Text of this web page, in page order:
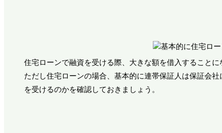
住宅ローンで融資を受ける際、大きな額を借入すること
ただし住宅ローンの場合、基本的に連帯保証人は保証会
を受けるのかを確認しておきましょう。